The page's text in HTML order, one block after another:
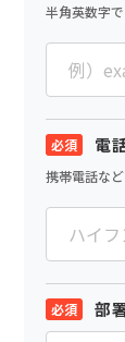
半角英数字
電
携帯電話など
部